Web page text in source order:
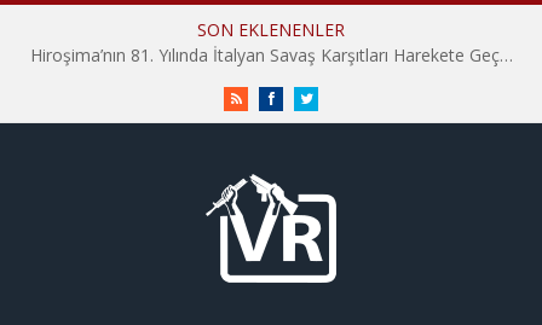
SON EKLENENLER
İHD İstanbul Şube Vicdani Ret Komisyonu: Vicdani Retçiler Olarak Destek İçin Buradayız!
RSS FacebookTwitter